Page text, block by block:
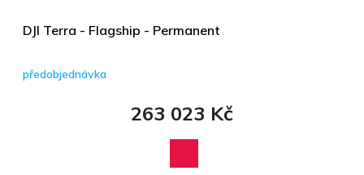
DJI Terra - Flagship - Permanent
předobjednávka
263 023 Kč